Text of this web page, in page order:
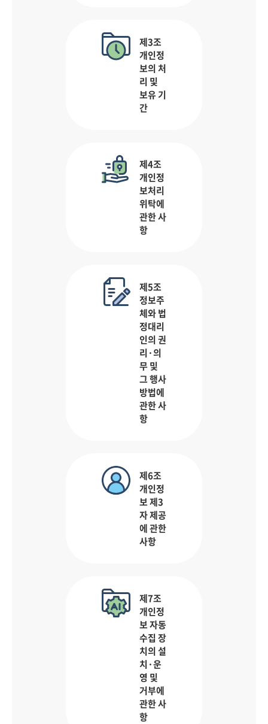
제3조
개인정
보의 처
리 및
보유 기
간
제4조
개인정
보처리
위탁에
관한 사
항
제5조
정보주
체와 법
정대리
인의 권
리·의
무 및
그 행사
방법에
관한 사
항
제6조
개인정
보 제3
자 제공
에 관한
사항
제7조
개인정
보 자동
수집 장
치의 설
치·운
영 및
거부에
관한 사
항